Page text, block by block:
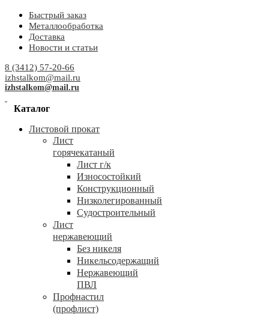
Быстрый заказ
Металлообработка
Доставка
Новости и статьи
8 (3412) 57-20-66
izhstalkom@mail.ru
izhstalkom@mail.ru
Каталог
Листовой прокат
Лист
горячекатаный
Лист г/к
Износостойкий
Конструкционный
Низколегированный
Судостроительный
Лист
нержавеющий
Без никеля
Никельсодержащий
Нержавеющий
ПВЛ
Профнастил
(профлист)